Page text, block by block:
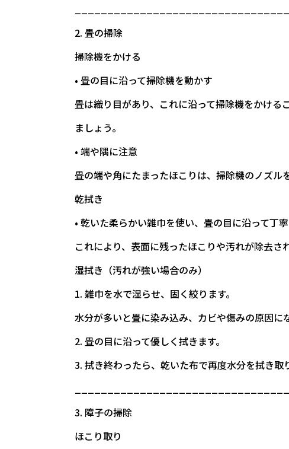
2. 畳の掃除
掃除機をかける
• 畳の目に沿って掃除機を動かす
畳は織り目があり、これに沿って掃除機をかけ
ましょう。
• 端や隅に注意
畳の端や角にたまったほこりは、掃除機のノズル
乾拭き
• 乾いた柔らかい雑巾を使い、畳の目に沿って丁寧
これにより、表面に残ったほこりや汚れが除去され
湿拭き（汚れが強い場合のみ）
1. 雑巾を水で湿らせ、固く絞ります。
水分が多いと畳に染み込み、カビや傷みの原因に
2. 畳の目に沿って優しく拭きます。
3. 拭き終わったら、乾いた布で再度水分を拭き取
3. 障子の掃除
ほこり取り